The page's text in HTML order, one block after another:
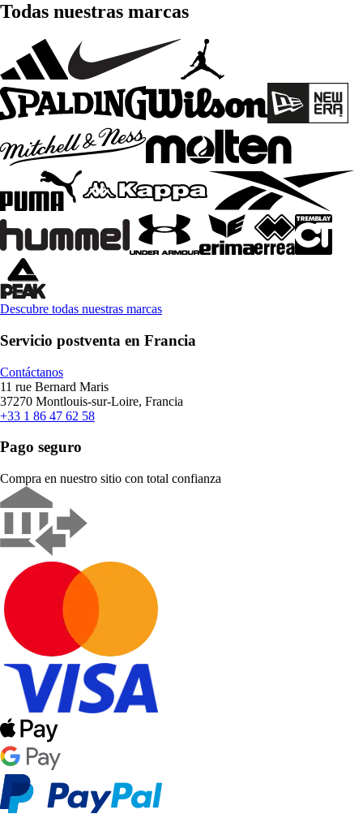
Todas nuestras marcas
Descubre todas nuestras marcas
Servicio postventa en Francia
Contáctanos
11 rue Bernard Maris
37270 Montlouis-sur-Loire, Francia
+33 1 86 47 62 58
Pago seguro
Compra en nuestro sitio con total confianza